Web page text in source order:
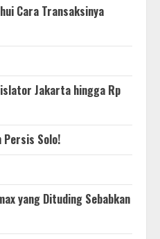
Cara Transaksinya
Jakarta hingga Rp
Persis Solo!
yang Dituding Sebabkan